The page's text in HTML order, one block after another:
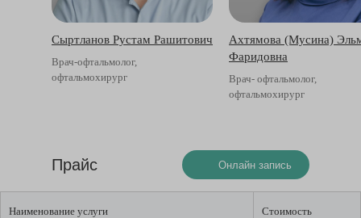
Сыртланов Рустам Рашитович
Врач-офтальмолог,
офтальмохирург
Ахтямова (Мусина)
Фаридовна
Врач- офтальмолог,
офтальмохирург
Прайс Онлайн запись
Наименование услуги Стоимость